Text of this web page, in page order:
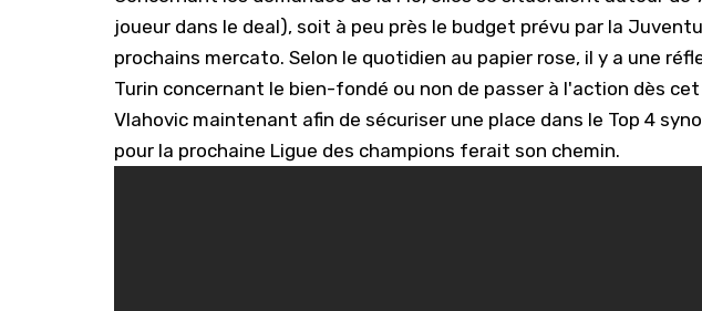
joueur dans le deal), soit à peu près le budget prévu par la
prochains mercato. Selon le quotidien au papier rose, il y a une
Turin concernant le bien-fondé ou non de passer à l'action dès
Vlahovic maintenant afin de sécuriser une place dans le Top 4
pour la prochaine Ligue des champions ferait son chemin.